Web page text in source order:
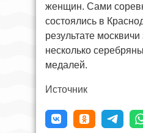
женщин. Сами
состоялись в
результате
несколько
медалей.
Источник